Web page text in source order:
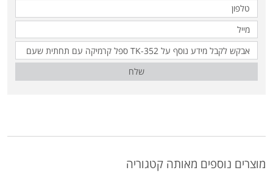
שלח
מוצרים נוספים מאותה קטגוריה